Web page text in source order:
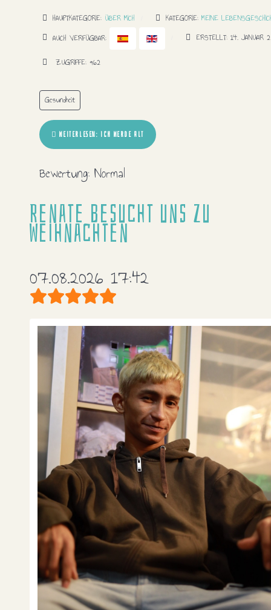
HAUPTKATEGORIE: ÜBER MICH KATEGORIE: MEINE
AUCH VERFÜGBAR:
ERSTELLT: 14. JANUAR
ZUGRIFFE: 962
Gesundheit
WEITERLESEN: ICH WERDE ALT
Bewertung: Normal
Renate besucht uns zu
Weihnachten
07.08.2026 17:42
Bewertung: 5/